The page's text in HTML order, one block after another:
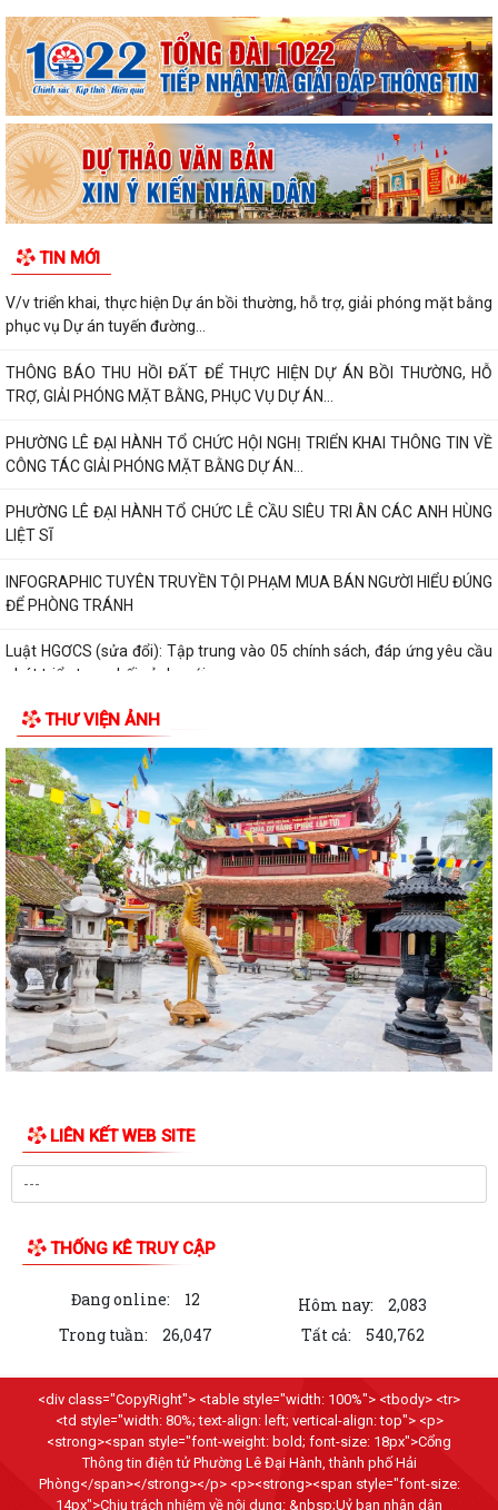
TIN MỚI
V/v triển khai, thực hiện Dự án bồi thường, hỗ trợ, giải phóng mặt bằng
phục vụ Dự án tuyến đường...
THÔNG BÁO THU HỒI ĐẤT ĐỂ THỰC HIỆN DỰ ÁN BỒI THƯỜNG, HỖ
TRỢ, GIẢI PHÓNG MẶT BẰNG, PHỤC VỤ DỰ ÁN...
PHƯỜNG LÊ ĐẠI HÀNH TỔ CHỨC HỘI NGHỊ TRIỂN KHAI THÔNG TIN VỀ
CÔNG TÁC GIẢI PHÓNG MẶT BẰNG DỰ ÁN...
PHƯỜNG LÊ ĐẠI HÀNH TỔ CHỨC LỄ CẦU SIÊU TRI ÂN CÁC ANH HÙNG
LIỆT SĨ
INFOGRAPHIC TUYÊN TRUYỀN TỘI PHẠM MUA BÁN NGƯỜI HIỂU ĐÚNG
ĐỂ PHÒNG TRÁNH
Luật HGƠCS (sửa đổi): Tập trung vào 05 chính sách, đáp ứng yêu cầu
phát triển trong bối cảnh mới
THƯ VIỆN ẢNH
LIÊN KẾT WEB SITE
THỐNG KÊ TRUY CẬP
Đang online: 12 Hôm nay:
2,083
Trong tuần:
26,047 Tất cả: 540,762
<div class="CopyRight"> <table style="width: 100%"> <tbody> <tr>
<td style="width: 80%; text-align: left; vertical-align: top"> <p>
<strong><span style="font-weight: bold; font-size: 18px">Cổng
Thông tin điện tử Phường Lê Đại Hành, thành phố Hải
Phòng</span></strong></p> <p><strong><span style="font-size:
14px">Chịu trách nhiệm về nội dung: &nbsp;Uỷ ban nhân dân